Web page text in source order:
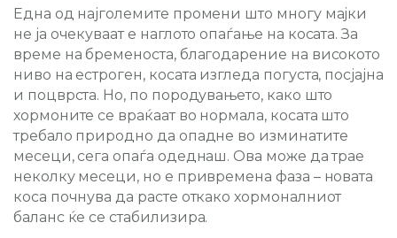
Една од најголемите промени што многу мајки
не ја очекуваат е наглото опаѓање на косата. За
време на бременоста, благодарение на високото
ниво на естроген, косата изгледа погуста, посјајна
и поцврста. Но, по породувањето, како што
хормоните се враќаат во нормала, косата што
требало природно да опадне во изминатите
месеци, сега опаѓа одеднаш. Ова може да трае
неколку месеци, но е привремена фаза – новата
коса почнува да расте откако хормоналниот
баланс ќе се стабилизира.